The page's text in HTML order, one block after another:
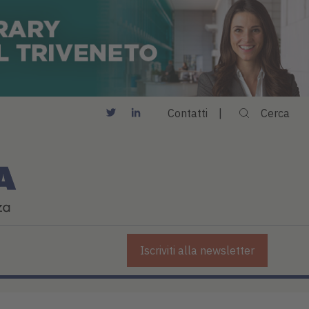
Contatti Cerca
Iscriviti alla newsletter